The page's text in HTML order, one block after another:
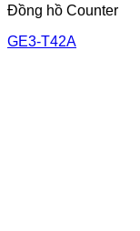
Đồng hồ Counter
GE3-T42A